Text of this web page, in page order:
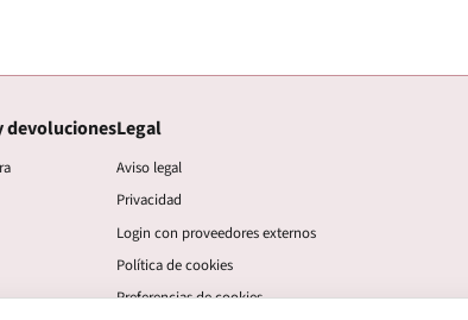
devolucionesLegal
Aviso legal
Privacidad
Login con proveedores externos
Política de cookies
Preferencias de cookies